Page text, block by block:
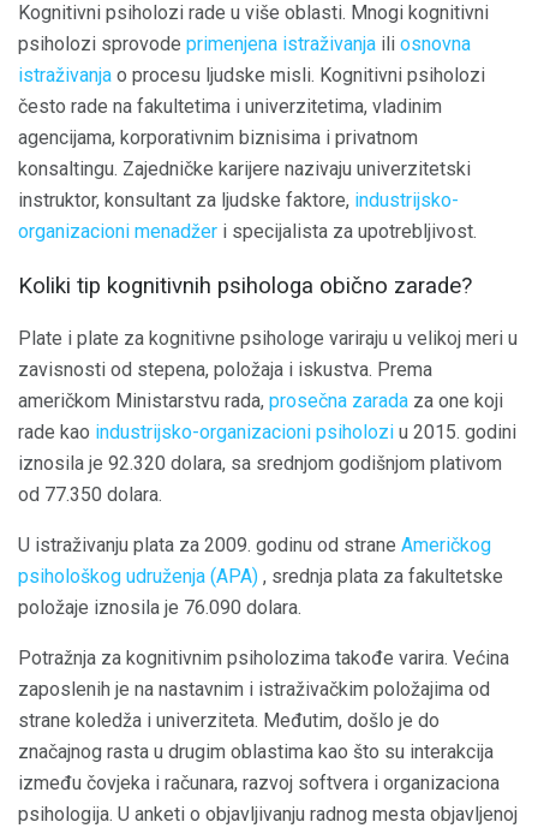
Kognitivni psiholozi rade u više oblasti. Mnogi kognitivni
psiholozi sprovode primenjena istraživanja ili osnovna
istraživanja o procesu ljudske misli. Kognitivni psiholozi
često rade na fakultetima i univerzitetima, vladinim
agencijama, korporativnim biznisima i privatnom
konsaltingu. Zajedničke karijere nazivaju univerzitetski
instruktor, konsultant za ljudske faktore, industrijsko-
organizacioni menadžer i specijalista za upotrebljivost.
Koliki tip kognitivnih psihologa obično zarade?
Plate i plate za kognitivne psihologe variraju u velikoj meri u
zavisnosti od stepena, položaja i iskustva. Prema
američkom Ministarstvu rada, prosečna zarada za one koji
rade kao industrijsko-organizacioni psiholozi u 2015. godini
iznosila je 92.320 dolara, sa srednjom godišnjom plativom
od 77.350 dolara.
U istraživanju plata za 2009. godinu od strane Američkog
psihološkog udruženja (APA) , srednja plata za fakultetske
položaje iznosila je 76.090 dolara.
Potražnja za kognitivnim psiholozima takođe varira. Većina
zaposlenih je na nastavnim i istraživačkim položajima od
strane koledža i univerziteta. Međutim, došlo je do
značajnog rasta u drugim oblastima kao što su interakcija
između čovjeka i računara, razvoj softvera i organizaciona
psihologija. U anketi o objavljivanju radnog mesta objavljenoj